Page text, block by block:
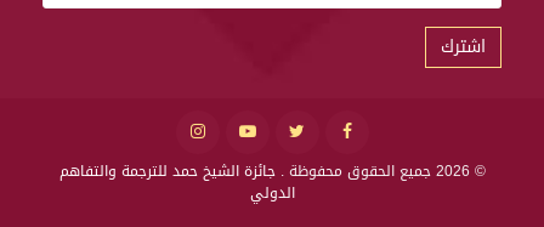
اشترك
© 2026 جميع الحقوق محفوظة .
جائزة الشيخ حمد للترجمة والتفاهم
الدولي